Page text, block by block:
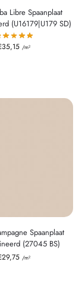
Libre Spaanplaat
(U16179|U179 SD)
35,15 /m²
Spaanplaat
(27045 BS)
29,75 /m²